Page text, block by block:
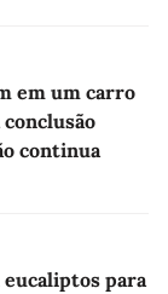
em um carro
continua
para